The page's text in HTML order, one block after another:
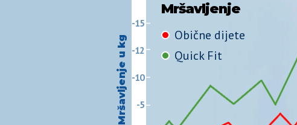
Mršavljenje u kg
-15
-12
-10
-5
Mršavljenje
Obične dijete
Quick Fit